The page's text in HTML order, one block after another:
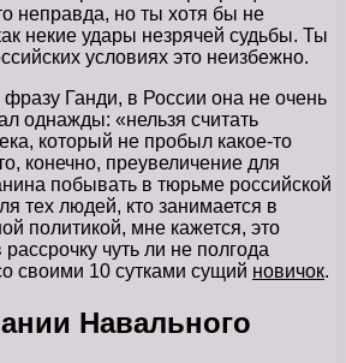
неправда, но ты хотя бы не
некие удары незрячей судьбы. Ты
условиях это неизбежно.
Ганди, в России она не очень
однажды: «нельзя считать
который не пробыл какое-то
конечно, преувеличение для
побывать в тюрьме российской
тех людей, кто занимается в
политикой, мне кажется, это
рассрочку чуть ли не полгода
своими 10 сутками сущий новичок.
Навального